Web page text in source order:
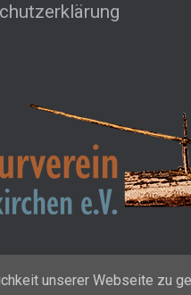
unserer Webseite zu